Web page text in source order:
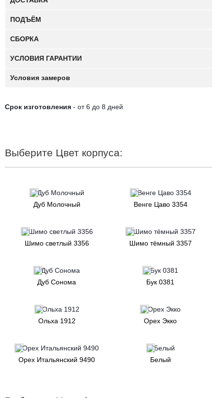
ПОДЪЁМ
СБОРКА
УСЛОВИЯ ГАРАНТИИ
Условия замеров
Срок изготовления - от 6 до 8 дней
Выберите Цвет корпуса:
Дуб Молочный Венге Цаво 3354
Шимо светлый 3356 Шимо тёмный 3357
Дуб Сонома Бук 0381
Ольха 1912 Орех Экко
Орех Итальянский 9490 Белый